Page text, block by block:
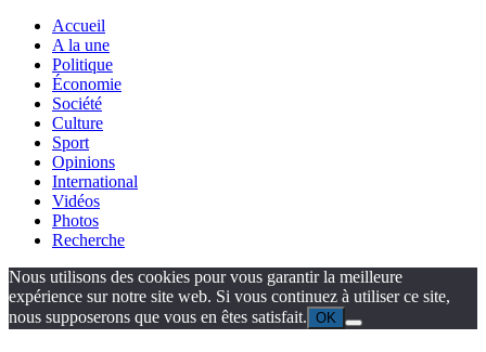
Accueil
A la une
Politique
Économie
Société
Culture
Sport
Opinions
International
Vidéos
Photos
Recherche
Nous utilisons des cookies pour vous garantir la meilleure
expérience sur notre site web. Si vous continuez à utiliser ce site,
nous supposerons que vous en êtes satisfait. OK